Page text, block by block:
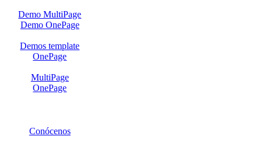
Demo MultiPage
Demo OnePage
Demos template
OnePage
MultiPage
OnePage
Conócenos